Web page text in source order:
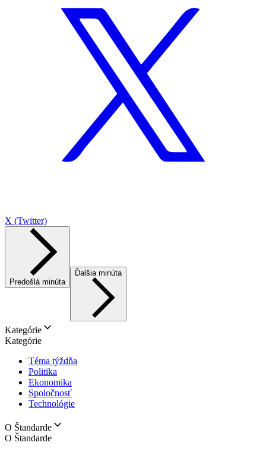
X (Twitter)
Predošlá minúta
Ďalšia minúta
Kategórie
Kategórie
Téma týždňa
Politika
Ekonomika
Spoločnosť
Technológie
O Štandarde
O Štandarde